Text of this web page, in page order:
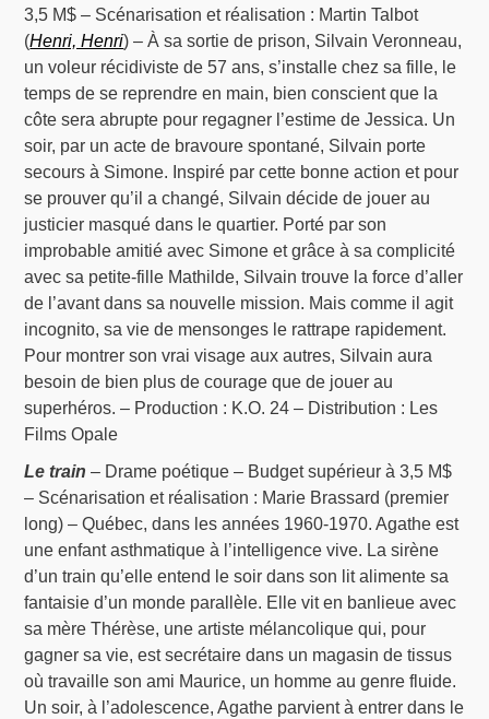
3,5 M$ – Scénarisation et réalisation : Martin Talbot
(Henri, Henri) – À sa sortie de prison, Silvain Veronneau,
un voleur récidiviste de 57 ans, s’installe chez sa fille, le
temps de se reprendre en main, bien conscient que la
côte sera abrupte pour regagner l’estime de Jessica. Un
soir, par un acte de bravoure spontané, Silvain porte
secours à Simone. Inspiré par cette bonne action et pour
se prouver qu’il a changé, Silvain décide de jouer au
justicier masqué dans le quartier. Porté par son
improbable amitié avec Simone et grâce à sa complicité
avec sa petite-fille Mathilde, Silvain trouve la force d’aller
de l’avant dans sa nouvelle mission. Mais comme il agit
incognito, sa vie de mensonges le rattrape rapidement.
Pour montrer son vrai visage aux autres, Silvain aura
besoin de bien plus de courage que de jouer au
superhéros. – Production : K.O. 24 – Distribution : Les
Films Opale
Le train – Drame poétique – Budget supérieur à 3,5 M$
– Scénarisation et réalisation : Marie Brassard (premier
long) – Québec, dans les années 1960-1970. Agathe est
une enfant asthmatique à l’intelligence vive. La sirène
d’un train qu’elle entend le soir dans son lit alimente sa
fantaisie d’un monde parallèle. Elle vit en banlieue avec
sa mère Thérèse, une artiste mélancolique qui, pour
gagner sa vie, est secrétaire dans un magasin de tissus
où travaille son ami Maurice, un homme au genre fluide.
Un soir, à l’adolescence, Agathe parvient à entrer dans le